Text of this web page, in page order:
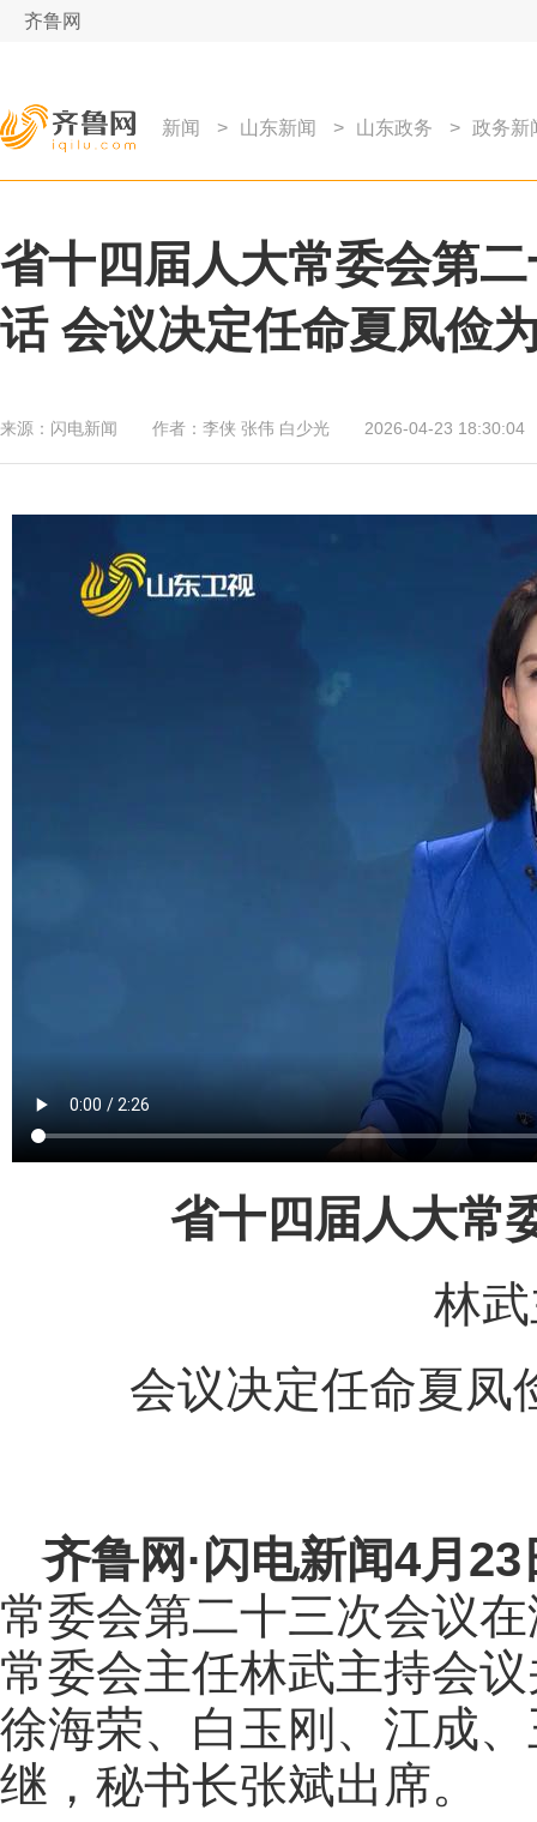
齐鲁网
新闻 > 山东新闻 > 山东政务 > 政务新
省十四届人大常委会第
话 会议决定任命夏凤俭
来源： 闪电新闻 作者： 李侠 张伟 白少光 2026-04-23 18:30:04
省十四届人大常
林
会议决定任命夏凤
齐鲁网 ·闪电新闻4月23
常委会第二十三次会议
常委会主任林武主持会
徐海荣、白玉刚、江成
继，秘书长张斌出席。